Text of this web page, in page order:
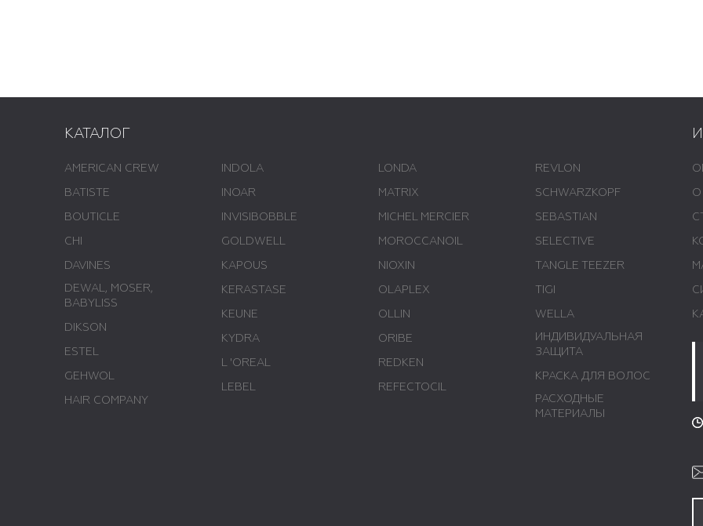
КАТАЛОГ
AMERICAN CREW
BATISTE
BOUTICLE
CHI
DAVINES
DEWAL, MOSER,
BABYLISS
DIKSON
ESTEL
GEHWOL
HAIR COMPANY
INDOLA
INOAR
INVISIBOBBLE
GOLDWELL
KAPOUS
KERASTASE
KEUNE
KYDRA
L 'ОREAL
LEBEL
LONDA
MATRIX
MICHEL MERCIER
MOROCCANOIL
NIOXIN
OLAPLEX
OLLIN
ORIBE
REDKEN
REFECTOCIL
REVLON
SCHWARZKOPF
SEBASTIAN
SELECTIVE
TANGLE TEEZER
TIGI
WELLA
ИНДИВИДУАЛЬНАЯ
ЗАЩИТА
КРАСКА ДЛЯ ВОЛОС
РАСХОДНЫЕ
МАТЕРИАЛЫ
О